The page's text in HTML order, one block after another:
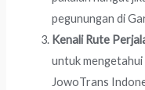
pegunungan di
Kenali Rute
untuk
JowoTrans